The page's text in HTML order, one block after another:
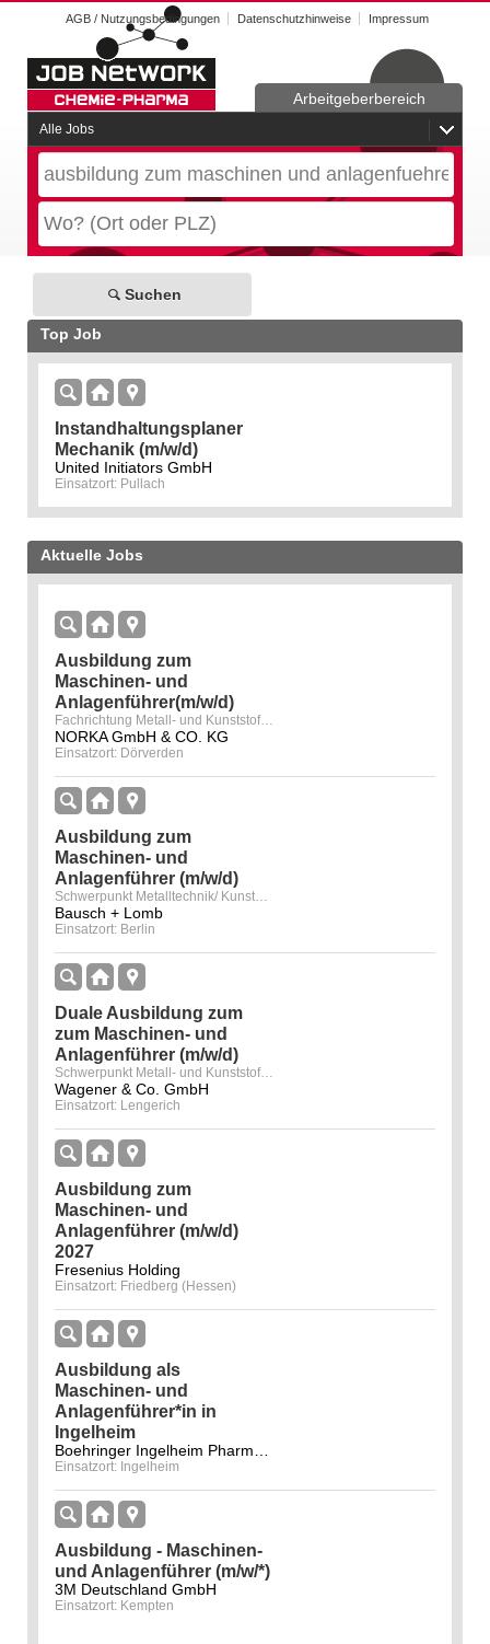
AGB / Nutzungsbedingungen Datenschutzhinweise Impressum
Alle Jobs
Arbeitgeberbereich
Suchen
Top Job
Instandhaltungsplaner
Mechanik (m/w/d)
United Initiators GmbH
Einsatzort: Pullach
Aktuelle Jobs
Ausbildung zum
Maschinen- und
Anlagenführer(m/w/d)
Fachrichtung Metall- und Kunststofftechnik
NORKA GmbH & CO. KG
Einsatzort: Dörverden
Ausbildung zum
Maschinen- und
Anlagenführer (m/w/d)
Schwerpunkt Metalltechnik/ Kunststofftechnik
Bausch + Lomb
Einsatzort: Berlin
Duale Ausbildung zum
zum Maschinen- und
Anlagenführer (m/w/d)
Schwerpunkt Metall- und Kunststofftechnik
Wagener & Co. GmbH
Einsatzort: Lengerich
Ausbildung zum
Maschinen- und
Anlagenführer (m/w/d)
2027
Fresenius Holding
Einsatzort: Friedberg (Hessen)
Ausbildung als
Maschinen- und
Anlagenführer*in in
Ingelheim
Einsatzort: Ingelheim
Ausbildung - Maschinen-
und Anlagenführer (m/w/*)
3M Deutschland GmbH
Einsatzort: Kempten